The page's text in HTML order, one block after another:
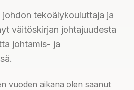
johdon tekoälykouluttaja ja
väitöskirjan johtajuudesta
johtamis- ja
vuoden aikana olen saanut